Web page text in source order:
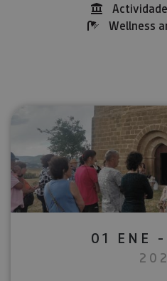
Wellness
01 ENE